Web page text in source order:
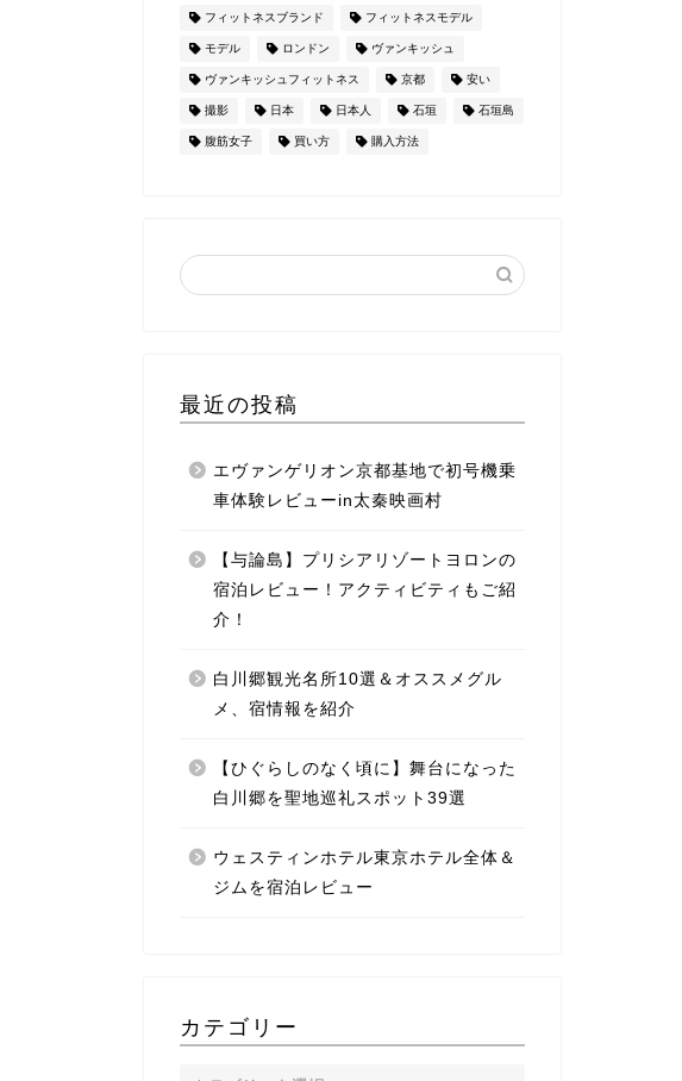
フィットネスブランド フィットネスモデル
モデル ロンドン ヴァンキッシュ
ヴァンキッシュフィットネス 京都 安い
撮影 日本 日本人 石垣 石垣島
腹筋女子 買い方 購入方法
最近の投稿
エヴァンゲリオン京都基地で初号機乗
車体験レビューin太秦映画村
【与論島】プリシアリゾートヨロンの
宿泊レビュー！アクティビティもご紹
介！
白川郷観光名所10選＆オススメグル
メ、宿情報を紹介
【ひぐらしのなく頃に】舞台になった
白川郷を聖地巡礼スポット39選
ウェスティンホテル東京ホテル全体＆
ジムを宿泊レビュー
カテゴリー